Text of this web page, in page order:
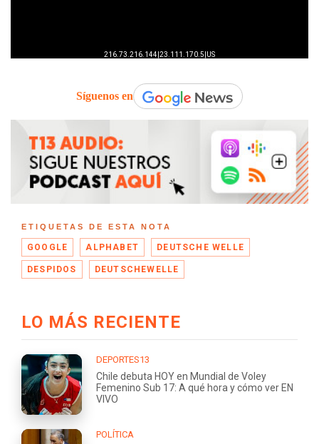
Síguenos en
ETIQUETAS DE ESTA NOTA
GOOGLE ALPHABET DEUTSCHE WELLE
DESPIDOS DEUTSCHEWELLE
LO MÁS RECIENTE
DEPORTES13
Chile debuta HOY en Mundial de Voley
Femenino Sub 17: A qué hora y cómo ver EN
VIVO
POLÍTICA